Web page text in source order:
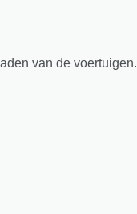
van de voertuigen.